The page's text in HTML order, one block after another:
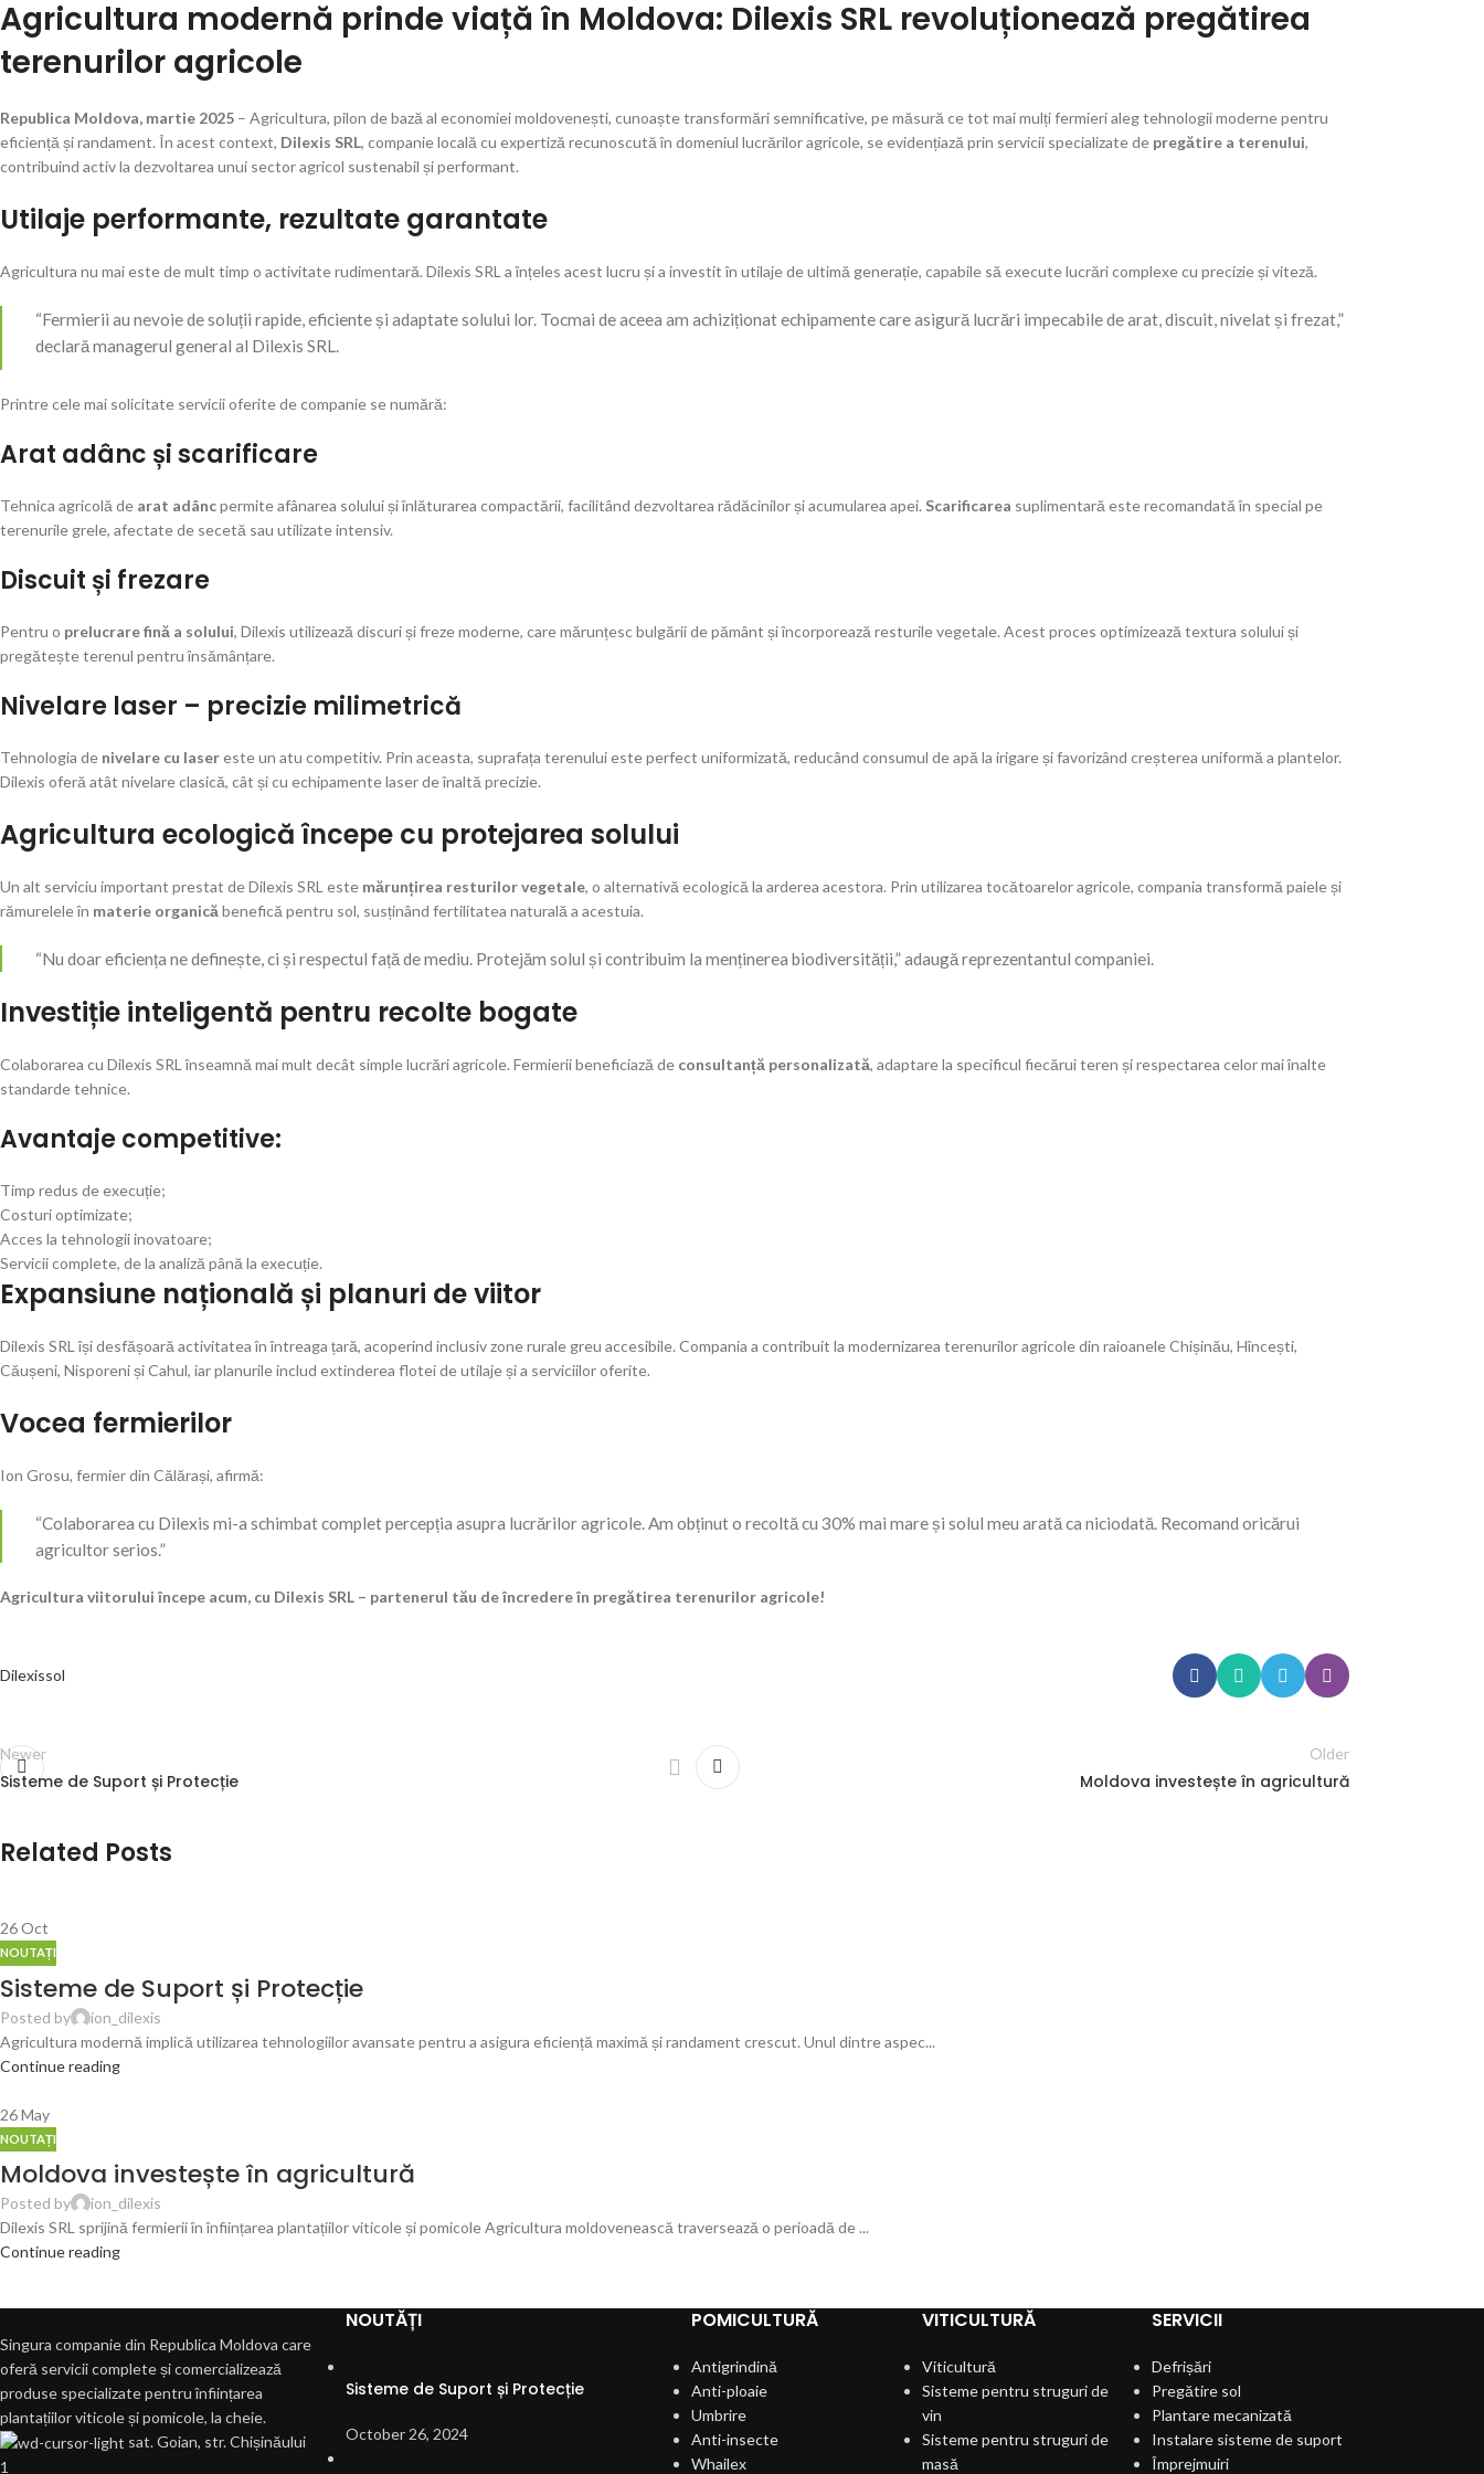
Agricultura modernă prinde viață în Moldova: Dilexis SRL revoluționează pregătirea
terenurilor agricole
Republica Moldova, martie 2025 – Agricultura, pilon de bază al economiei moldovenești, cunoaște transformări semnificative, pe măsură ce tot mai mulți fermieri aleg tehnologii moderne pentru
eficiență și randament. În acest context, Dilexis SRL, companie locală cu expertiză recunoscută în domeniul lucrărilor agricole, se evidențiază prin servicii specializate de pregătire a terenului,
contribuind activ la dezvoltarea unui sector agricol sustenabil și performant.
Utilaje performante, rezultate garantate
Agricultura nu mai este de mult timp o activitate rudimentară. Dilexis SRL a înțeles acest lucru și a investit în utilaje de ultimă generație, capabile să execute lucrări complexe cu precizie și viteză.
“Fermierii au nevoie de soluții rapide, eficiente și adaptate solului lor. Tocmai de aceea am achiziționat echipamente care asigură lucrări impecabile de arat, discuit, nivelat și frezat,”
declară managerul general al Dilexis SRL.
Printre cele mai solicitate servicii oferite de companie se numără:
Arat adânc și scarificare
Tehnica agricolă de arat adâncpermite afânarea solului și înlăturarea compactării, facilitând dezvoltarea rădăcinilor și acumularea apei. Scarificarea suplimentară este recomandată în special pe
terenurile grele, afectate de secetă sau utilizate intensiv.
Discuit și frezare
Pentru o prelucrare fină a solului, Dilexis utilizează discuri și freze moderne, care mărunțesc bulgării de pământ și încorporează resturile vegetale. Acest proces optimizează textura solului și
pregătește terenul pentru însămânțare.
Nivelare laser – precizie milimetrică
Tehnologia de nivelare cu lasereste un atu competitiv. Prin aceasta, suprafața terenului este perfect uniformizată, reducând consumul de apă la irigare și favorizând creșterea uniformă a plantelor.
Dilexis oferă atât nivelare clasică, cât și cu echipamente laser de înaltă precizie.
Agricultura ecologică începe cu protejarea solului
Un alt serviciu important prestat de Dilexis SRL este mărunțirea resturilor vegetale, o alternativă ecologică la arderea acestora. Prin utilizarea tocătoarelor agricole, compania transformă paiele și
rămurelele în materie organicăbenefică pentru sol, susținând fertilitatea naturală a acestuia.
“Nu doar eficiența ne definește, ci și respectul față de mediu. Protejăm solul și contribuim la menținerea biodiversității,” adaugă reprezentantul companiei.
Investiție inteligentă pentru recolte bogate
Colaborarea cu Dilexis SRL înseamnă mai mult decât simple lucrări agricole. Fermierii beneficiază de consultanță personalizată, adaptare la specificul fiecărui teren și respectarea celor mai înalte
standarde tehnice.
Avantaje competitive:
Timp redus de execuție;
Costuri optimizate;
Acces la tehnologii inovatoare;
Servicii complete, de la analiză până la execuție.
Expansiune națională și planuri de viitor
Dilexis SRL își desfășoară activitatea în întreaga țară, acoperind inclusiv zone rurale greu accesibile. Compania a contribuit la modernizarea terenurilor agricole din raioanele Chișinău, Hîncești,
Căușeni, Nisporeni și Cahul, iar planurile includ extinderea flotei de utilaje și a serviciilor oferite.
Vocea fermierilor
Ion Grosu, fermier din Călărași, afirmă:
“Colaborarea cu Dilexis mi-a schimbat complet percepția asupra lucrărilor agricole. Am obținut o recoltă cu 30% mai mare și solul meu arată ca niciodată. Recomand oricărui
agricultor serios.”
Agricultura viitorului începe acum, cu Dilexis SRL – partenerul tău de încredere în pregătirea terenurilor agricole!
Dilexissol
Newer
Sisteme de Suport și Protecție
Older
Moldova investește în agricultură
Related Posts
26Oct
NOUTAȚI
Sisteme de Suport și Protecție
Posted by
ion_dilexis
Agricultura modernă implică utilizarea tehnologiilor avansate pentru a asigura eficiență maximă și randament crescut. Unul dintre aspec...
Continue reading
26May
NOUTAȚI
Moldova investește în agricultură
Posted by
ion_dilexis
Dilexis SRL sprijină fermierii în înființarea plantațiilor viticole și pomicole Agricultura moldovenească traversează o perioadă de ...
Continue reading
Singura companie din Republica Moldova care
oferă servicii complete și comercializează
produse specializate pentru înființarea
plantațiilor viticole și pomicole, la cheie.
sat. Goian, str. Chișinăului
1
NOUTĂȚI
Sisteme de Suport și Protecție
October 26, 2024
POMICULTURĂ
Antigrindină
Anti-ploaie
Umbrire
Anti-insecte
Whailex
VITICULTURĂ
Viticultură
Sisteme pentru struguri de
vin
Sisteme pentru struguri de
masă
SERVICII
Defrișări
Pregătire sol
Plantare mecanizată
Instalare sisteme de suport
Împrejmuiri